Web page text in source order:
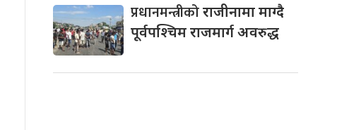
प्रधानमन्त्रीकोराजीनामा माग्दै
पूर्वपश्चिम राजमार्ग अवरुद्ध